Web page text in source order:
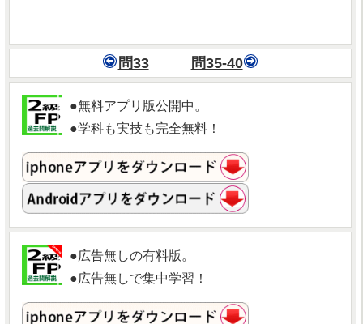
問33 問35-40
●無料アプリ版公開中。
●学科も実技も完全無料！
●広告無しの有料版。
●広告無しで集中学習！